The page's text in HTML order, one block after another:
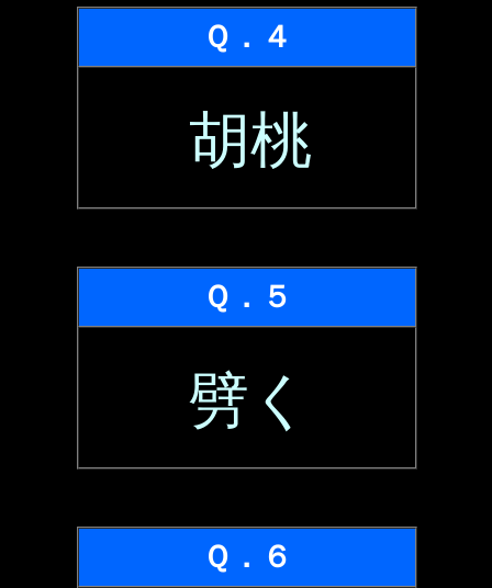
Ｑ．４
胡桃
Ｑ．５
劈く
Ｑ．６